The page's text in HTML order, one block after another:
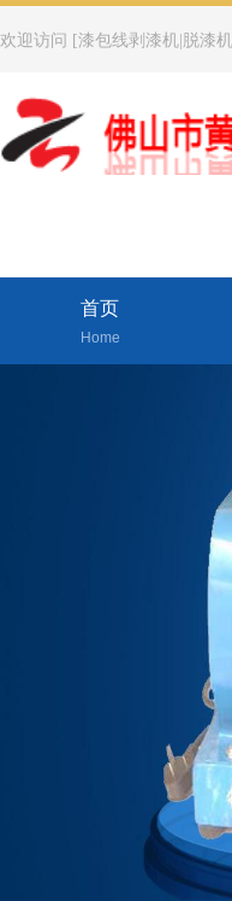
欢迎访问 [漆包线剥漆机|脱漆
首页
Home